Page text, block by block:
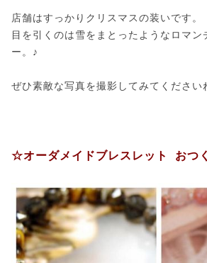
店舗はすっかりクリスマスの装いです。
目を引くのは雪をまとったようなロマン
ー。♪
ぜひ素敵な写真を撮影してみてください
☆オーダメイドブレスレット おつ